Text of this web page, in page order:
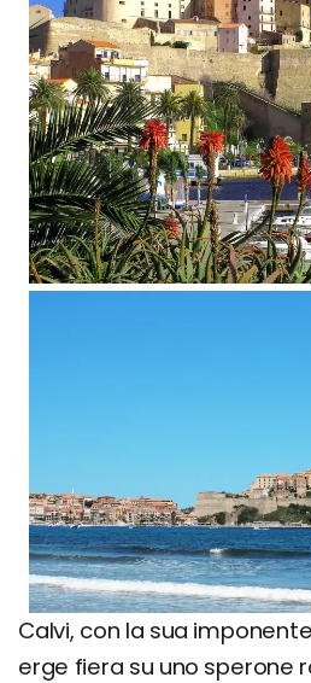
Calvi, con la sua
erge fiera su uno sperone